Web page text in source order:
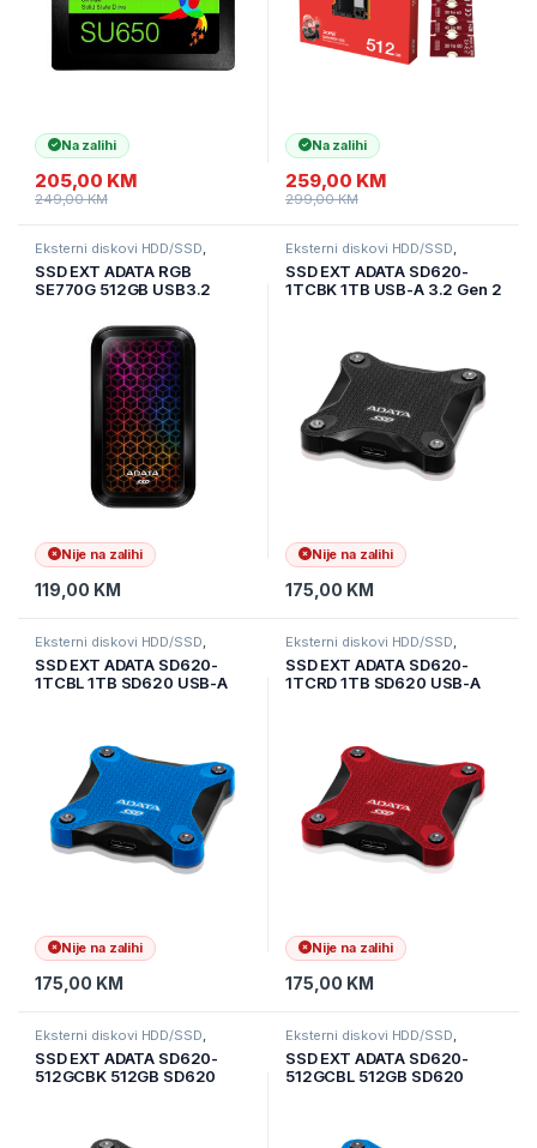
Na zalihi
205,00 KM
249,00KM
Na zalihi
259,00 KM
299,00KM
Eksterni diskovi HDD/SSD
Pohrana podataka
SSD EXT ADATA RGB
SE770G 512GB USB3.2
Up to 800MB/s Type-C
Gaming and Personal
External SSD ASE770G-
512GU32G2-CBK
Nije na zalihi
119,00 KM
Eksterni diskovi HDD/SSD
Pohrana podataka
SSD EXT ADATA SD620-
1TCBK 1TB USB-A 3.2 Gen 2
Nije na zalihi
175,00 KM
Eksterni diskovi HDD/SSD,
Pohrana podataka
SSD EXT ADATA SD620-
1TCBL 1TB SD620 USB-A
Nije na zalihi
175,00 KM
Eksterni diskovi HDD/SSD,
Pohrana podataka
SSD EXT ADATA SD620-
1TCRD 1TB SD620 USB-A
Nije na zalihi
175,00 KM
Eksterni diskovi HDD/SSD,
SSD EXT ADATA SD620-
512GCBK 512GB SD620
Eksterni diskovi HDD/SSD,
SSD EXT ADATA SD620-
512GCBL 512GB SD620